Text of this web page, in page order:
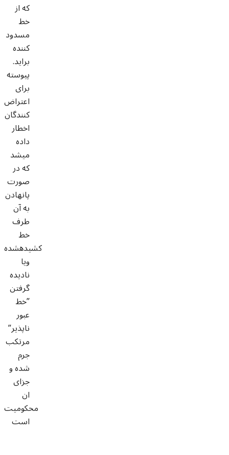
که از
خط
مسدود
کننده
براید.
پیوسته
برای
اعتراض
کنندگان
اخطار
داده
میشد
که در
صورت
پانهادن
به آن
طرف
خط
کشیدهشده
ویا
نادیده
گرفتن
”خط
عبور
ناپذیر”
مرتکب
جرم
شده و
جزای
ان
محکومیت
است